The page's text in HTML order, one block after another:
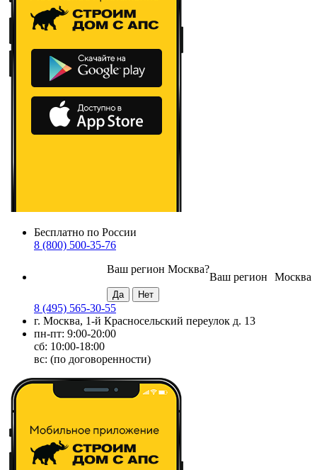
Бесплатно по России
8 (800) 500-35-76
Москва
Ваш регион
Ваш регион Москва?
8 (495) 565-30-55
г. Москва, 1-й Красносельский переулок д. 13
пн-пт: 9:00-20:00
сб: 10:00-18:00
вс: (по договоренности)